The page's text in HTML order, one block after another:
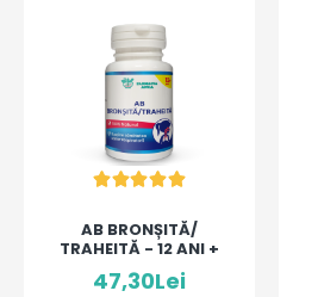
AB BRONȘITĂ/
TRAHEITĂ - 12 ANI +
47,30Lei